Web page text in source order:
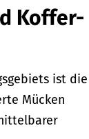
Koffer-
ist die
Mücken